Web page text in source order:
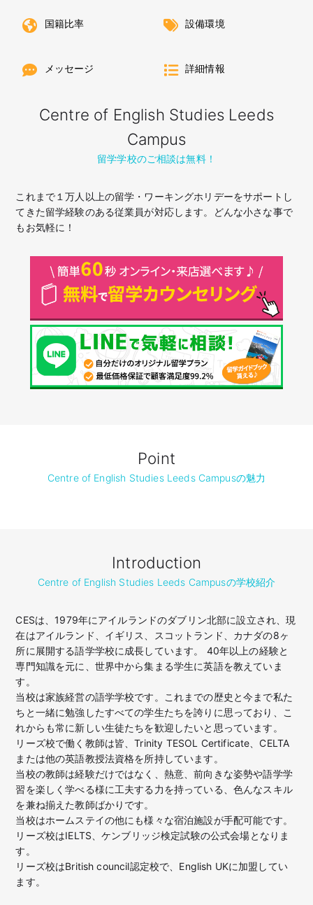
国籍比率 設備環境
メッセージ 詳細情報
Centre of English Studies Leeds
Campus
留学学校のご相談は無料！
これまで１万人以上の留学・ワーキングホリデーをサポートし
てきた留学経験のある従業員が対応します。どんな小さな事で
もお気軽に！
Point
Centre of English Studies Leeds Campusの魅力
Introduction
Centre of English Studies Leeds Campusの学校紹介
CESは、1979年にアイルランドのダブリン北部に設立され、現
在はアイルランド、イギリス、スコットランド、カナダの8ヶ
所に展開する語学学校に成長しています。 40年以上の経験と
専門知識を元に、世界中から集まる学生に英語を教えていま
す。
当校は家族経営の語学学校です。これまでの歴史と今まで私た
ちと一緒に勉強したすべての学生たちを誇りに思っており、こ
れからも常に新しい生徒たちを歓迎したいと思っています。
リーズ校で働く教師は皆、Trinity TESOL Certificate、CELTA
または他の英語教授法資格を所持しています。
当校の教師は経験だけではなく、熱意、前向きな姿勢や語学学
習を楽しく学べる様に工夫する力を持っている、色んなスキル
を兼ね揃えた教師ばかりです。
当校はホームステイの他にも様々な宿泊施設が手配可能です。
リーズ校はIELTS、ケンブリッジ検定試験の公式会場となりま
す。
リーズ校はBritish council認定校で、English UKに加盟してい
ます。